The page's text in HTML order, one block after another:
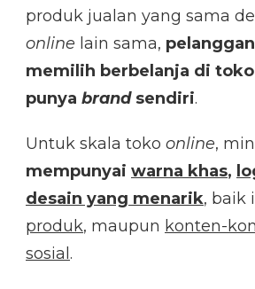
produk jualan yang sama
online lain sama,
memilih berbelanja di
punya brand sendiri.
Untuk skala toko online,
mempunyai warna khas,
desain yang menarik, baik
produk, maupun konten-
sosial .